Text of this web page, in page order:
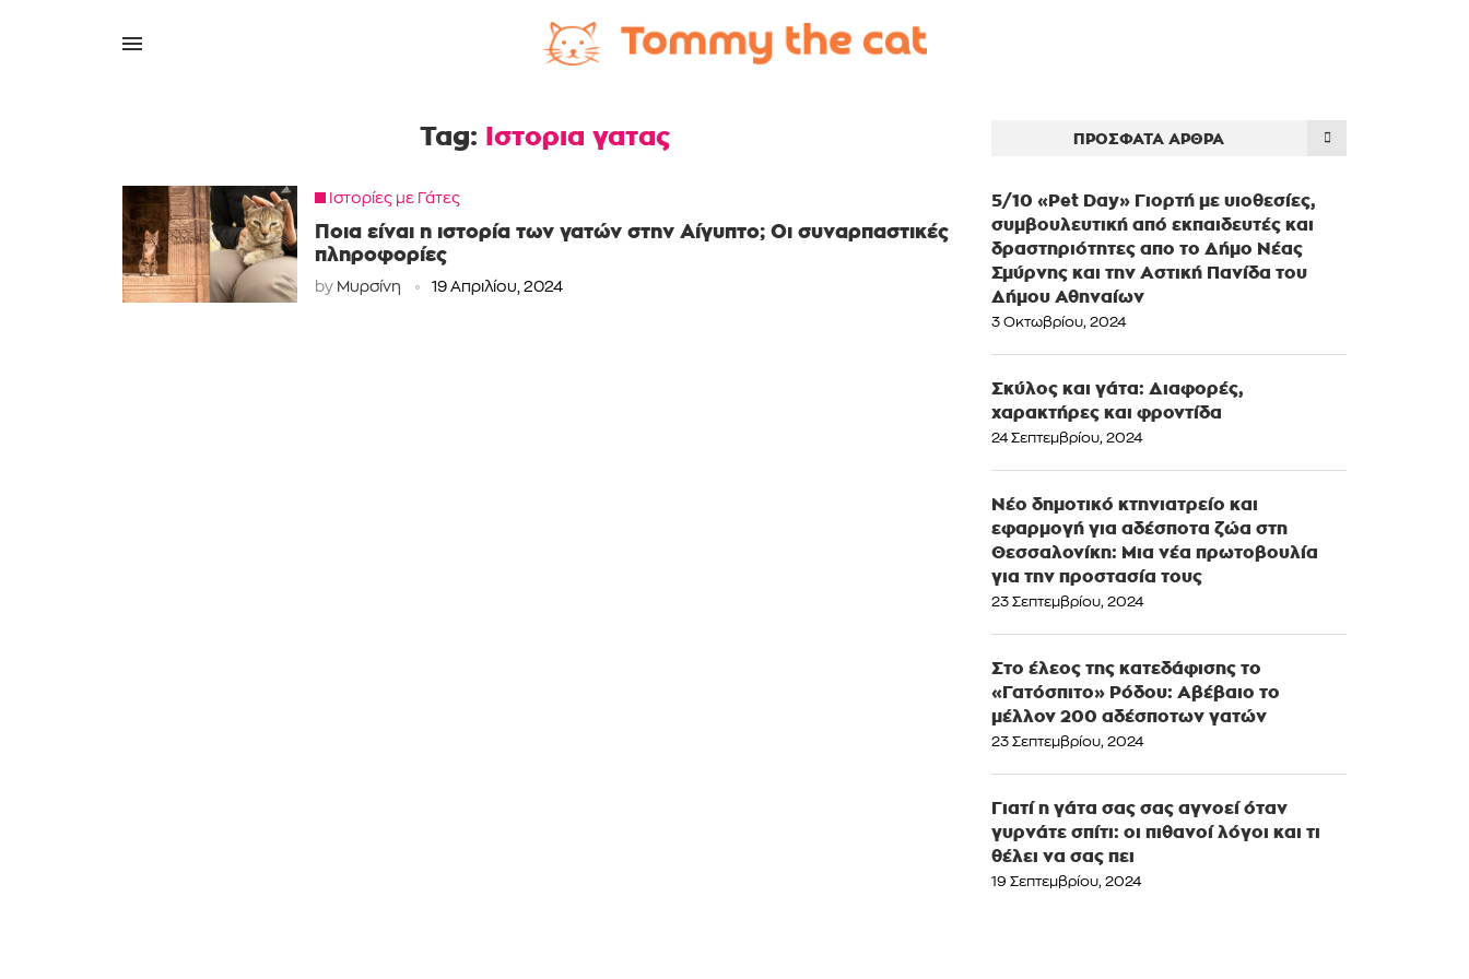
Tag: Ιστορια γατας
Ιστορίες με Γάτες
Ποια είναι η ιστορία των γατών στην Αίγυπτο; Οι συναρπαστικές
πληροφορίες
by Μυρσίνη 19 Απριλίου, 2024
ΠΡΌΣΦΑΤΑ ΆΡΘΡΑ
5/10 «Pet Day» Γιορτή με υιοθεσίες,
συμβουλευτική από εκπαιδευτές και
δραστηριότητες απο το Δήμο Νέας
Σμύρνης και την Αστική Πανίδα του
Δήμου Αθηναίων
3 Οκτωβρίου, 2024
Σκύλος και γάτα: Διαφορές,
χαρακτήρες και φροντίδα
24 Σεπτεμβρίου, 2024
Νέο δημοτικό κτηνιατρείο και
εφαρμογή για αδέσποτα ζώα στη
Θεσσαλονίκη: Μια νέα πρωτοβουλία
για την προστασία τους
23 Σεπτεμβρίου, 2024
Στο έλεος της κατεδάφισης το
«Γατόσπιτο» Ρόδου: Αβέβαιο το
μέλλον 200 αδέσποτων γατών
23 Σεπτεμβρίου, 2024
Γιατί η γάτα σας σας αγνοεί όταν
γυρνάτε σπίτι: οι πιθανοί λόγοι και τι
θέλει να σας πει
19 Σεπτεμβρίου, 2024